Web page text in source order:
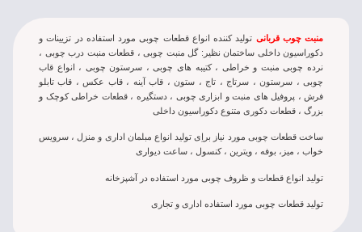
منبت چوب قربانی تولید کننده انواع قطعات چوبی مورد استفاده در تزيينات و
دکوراسيون داخلی ساختمان نظير: گل منبت چوبی ، قطعات منبت درب چوبی ،
نرده چوبی منبت و خراطی ، کتيبه های چوبی ، سرستون چوبی ، انواع قاب
چوبی ، سرستون ، سرتاج ، تاج ، ستون ، قاب آینه ، قاب عکس ، قاب تابلو
فرش ، پروفیل های منبت و ابزاری چوبی ، دستگیره ، قطعات خراطی کوچک و
بزرگ ، قطعات دکوری متنوع دکوراسیون داخلی
ساخت قطعات چوبی مورد نياز براِی توليد انواع مبلمان اداری و منزل ، سرويس
خواب ، ميز، بوفه ، ويترين ، کنسول ، ساعت دیواری
تولید انواع قطعات و ظروف چوبی مورد استفاده در آشپزخانه
تولید قطعات چوبی مورد استفاده اداری و تجاری